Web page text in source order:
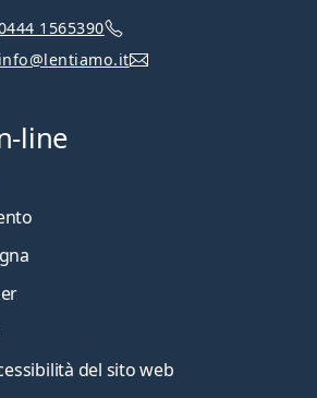
1565390
info@lentiamo.it
line
del sito web